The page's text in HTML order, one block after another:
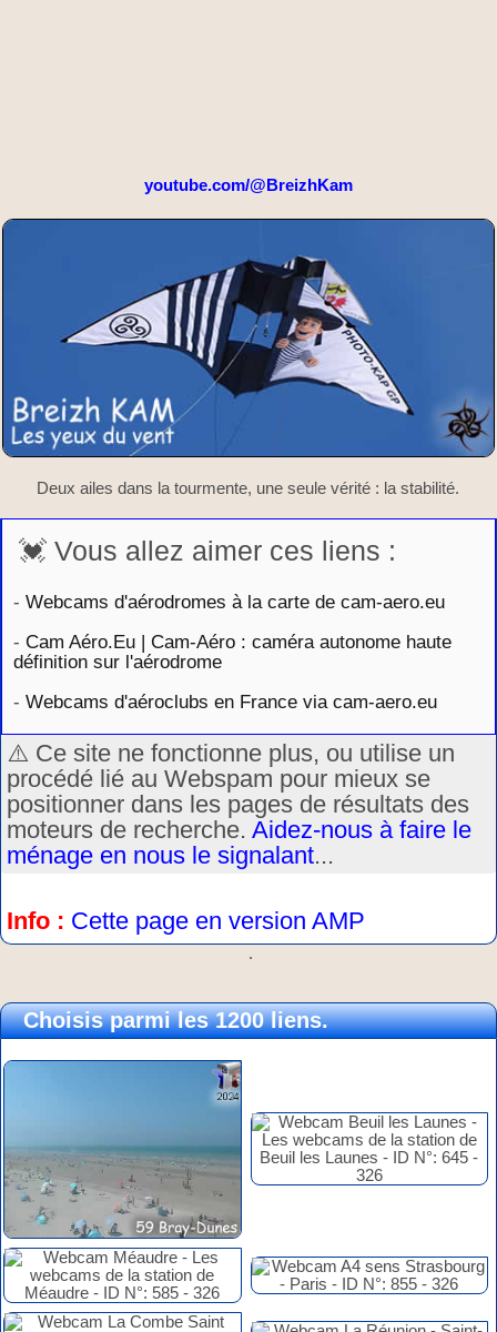
youtube.com/@BreizhKam
Deux ailes dans la tourmente, une seule vérité : la stabilité.
💓 Vous allez aimer ces liens :
- Webcams d'aérodromes à la carte de cam-aero.eu
- Cam Aéro.Eu | Cam-Aéro : caméra autonome haute
définition sur l'aérodrome
- Webcams d'aéroclubs en France via cam-aero.eu
⚠️ Ce site ne fonctionne plus, ou utilise un
procédé lié au Webspam pour mieux se
positionner dans les pages de résultats des
moteurs de recherche. Aidez-nous à faire le
ménage en nous le signalant...
Info : Cette page en version AMP
.
Choisis parmi les 1200 liens.